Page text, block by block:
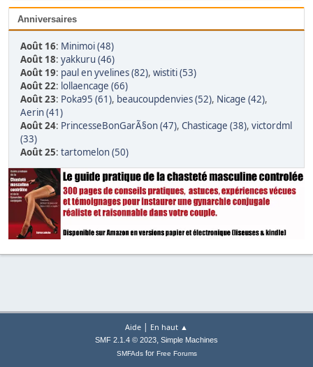
Anniversaires
Août 16: Minimoi (48)
Août 18: yakkuru (46)
Août 19: paul en yvelines (82), wistiti (53)
Août 22: lollaencage (66)
Août 23: Poka95 (61), beaucoupdenvies (52), Nicage (42),
Aerin (41)
Août 24: PrincesseBonGarÃ§on (47), Chasticage (38), victordml
(33)
Août 25: tartomelon (50)
Aide | En haut ▲
SMF 2.1.4 © 2023, Simple Machines
SMFAdsfor Free Forums